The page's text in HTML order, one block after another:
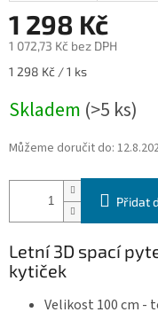
1 298 Kč
1 072,73 Kč bez DPH
Měrná
1 298 Kč / 1 ks
Skladem (>5 ks)
Můžeme doručit do:
Přidat
Letní 3D spací
kytiček
Velikost 100 cm -